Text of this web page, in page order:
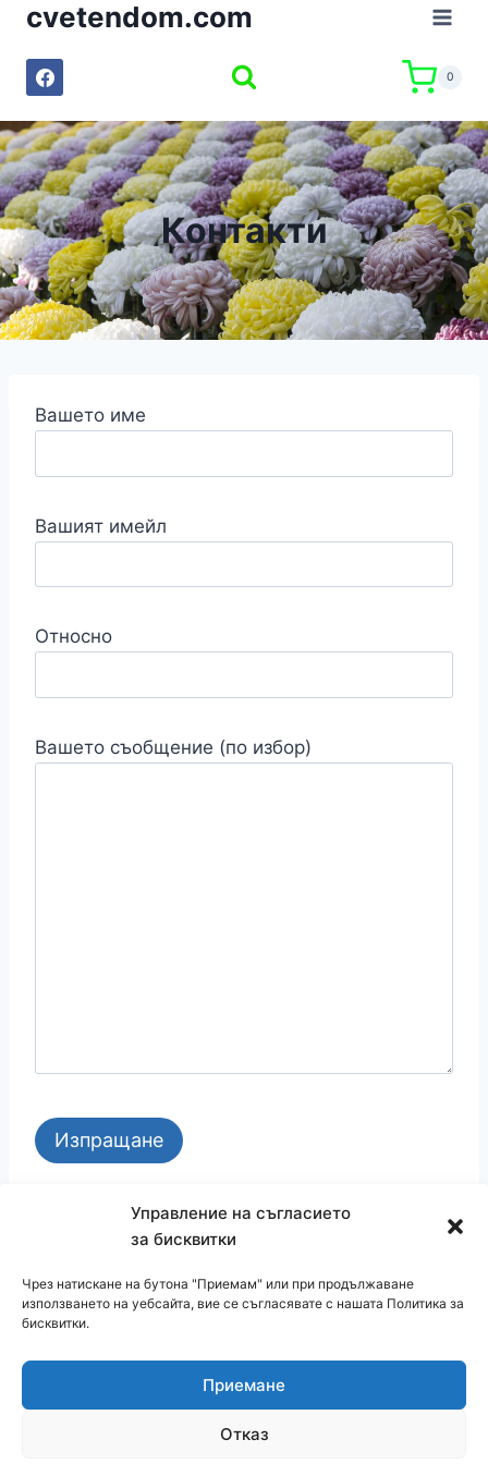
Управление на съгласието
за бисквитки
Чрез натискане на бутона "Приемам" или при продължаване
използването на уебсайта, вие се съгласявате с нашата Политика за
бисквитки.
Приемане
Отказ
Къмcvetendom.com
0
Контакти
Вашето име
Вашият имейл
Относно
Вашето съобщение (по избор)
GSM: 0899273328
© 2026 cvetendom.com